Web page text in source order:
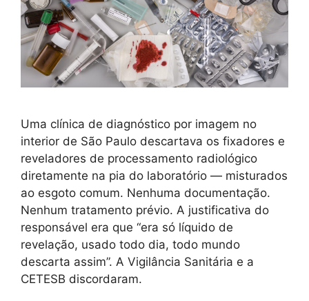
Uma clínica de diagnóstico por imagem no
interior de São Paulo descartava os fixadores e
reveladores de processamento radiológico
diretamente na pia do laboratório — misturados
ao esgoto comum. Nenhuma documentação.
Nenhum tratamento prévio. A justificativa do
responsável era que “era só líquido de
revelação, usado todo dia, todo mundo
descarta assim”. A Vigilância Sanitária e a
CETESB discordaram.